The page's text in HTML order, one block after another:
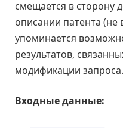
смещается в сторону
описании патента (не
упоминается
результатов,
модификации запроса.
Входные данные: